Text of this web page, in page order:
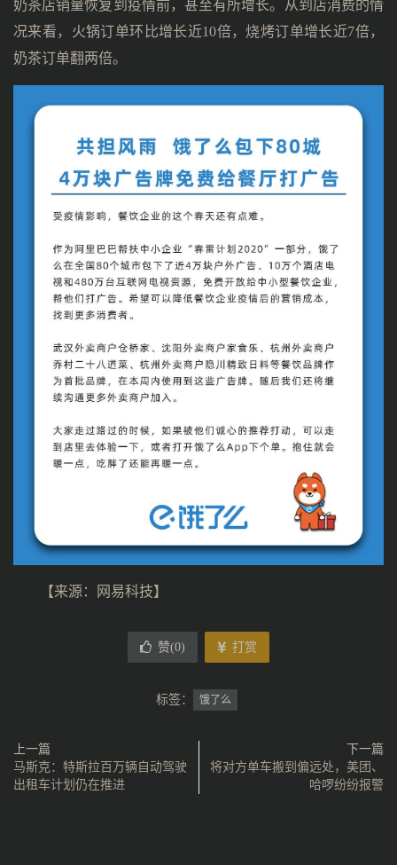
奶茶店销量恢复到疫情前，甚至有所增长。从到店消费的情
况来看，火锅订单环比增长近10倍，烧烤订单增长近7倍，
奶茶订单翻两倍。
【来源：网易科技】
赞(0) 打赏
标签： 饿了么
上一篇
马斯克：特斯拉百万辆自动驾驶
出租车计划仍在推进
下一篇
将对方单车搬到偏远处，美团、
哈啰纷纷报警